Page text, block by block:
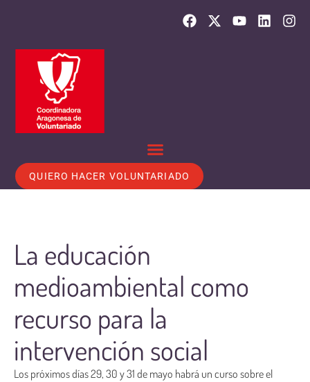
QUIERO HACER VOLUNTARIADO
La educación
medioambiental como
recurso para la
intervención social
Los próximos días 29, 30 y 31 de mayo habrá un curso sobre el